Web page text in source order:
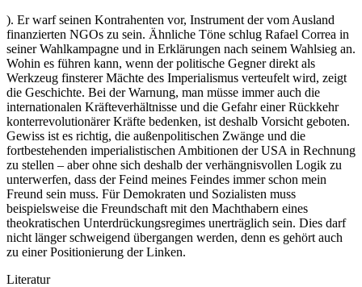
). Er warf seinen Kontrahenten vor, Instrument der vom Ausland
finanzierten NGOs zu sein. Ähnliche Töne schlug Rafael Correa in
seiner Wahlkampagne und in Erklärungen nach seinem Wahlsieg an.
Wohin es führen kann, wenn der politische Gegner direkt als
Werkzeug finsterer Mächte des Imperialismus verteufelt wird, zeigt
die Geschichte. Bei der Warnung, man müsse immer auch die
internationalen Kräfteverhältnisse und die Gefahr einer Rückkehr
konterrevolutionärer Kräfte bedenken, ist deshalb Vorsicht geboten.
Gewiss ist es richtig, die außenpolitischen Zwänge und die
fortbestehenden imperialistischen Ambitionen der USA in Rechnung
zu stellen – aber ohne sich deshalb der verhängnisvollen Logik zu
unterwerfen, dass der Feind meines Feindes immer schon mein
Freund sein muss. Für Demokraten und Sozialisten muss
beispielsweise die Freundschaft mit den Machthabern eines
theokratischen Unterdrückungsregimes unerträglich sein. Dies darf
nicht länger schweigend übergangen werden, denn es gehört auch
zu einer Positionierung der Linken.
Literatur